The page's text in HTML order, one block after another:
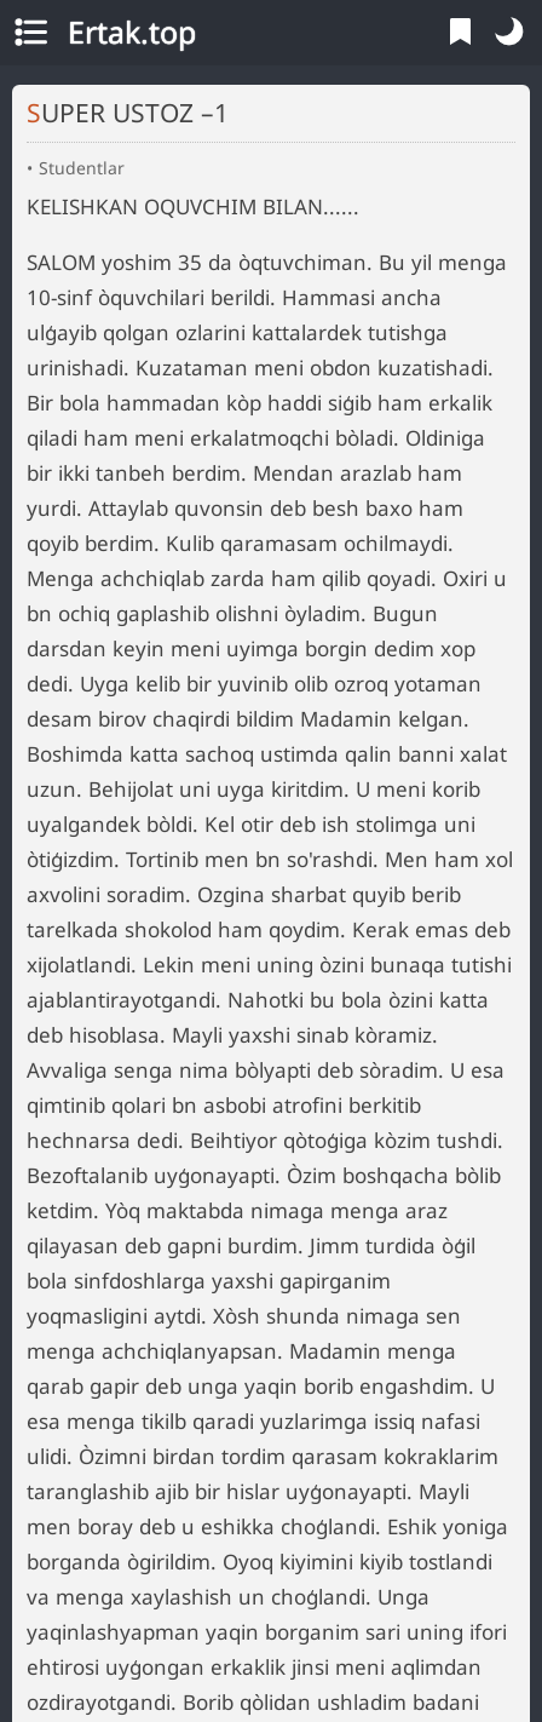
Ertak.top
SUPER USTOZ –1
Studentlar
KELISHKAN OQUVCHIM BILAN......
SALOM yoshim 35 da òqtuvchiman. Bu yil menga
10-sinf òquvchilari berildi. Hammasi ancha
ulģayib qolgan ozlarini kattalardek tutishga
urinishadi. Kuzataman meni obdon kuzatishadi.
Bir bola hammadan kòp haddi siģib ham erkalik
qiladi ham meni erkalatmoqchi bòladi. Oldiniga
bir ikki tanbeh berdim. Mendan arazlab ham
yurdi. Attaylab quvonsin deb besh baxo ham
qoyib berdim. Kulib qaramasam ochilmaydi.
Menga achchiqlab zarda ham qilib qoyadi. Oxiri u
bn ochiq gaplashib olishni òyladim. Bugun
darsdan keyin meni uyimga borgin dedim xop
dedi. Uyga kelib bir yuvinib olib ozroq yotaman
desam birov chaqirdi bildim Madamin kelgan.
Boshimda katta sachoq ustimda qalin banni xalat
uzun. Behijolat uni uyga kiritdim. U meni korib
uyalgandek bòldi. Kel otir deb ish stolimga uni
òtiģizdim. Tortinib men bn so'rashdi. Men ham xol
axvolini soradim. Ozgina sharbat quyib berib
tarelkada shokolod ham qoydim. Kerak emas deb
xijolatlandi. Lekin meni uning òzini bunaqa tutishi
ajablantirayotgandi. Nahotki bu bola òzini katta
deb hisoblasa. Mayli yaxshi sinab kòramiz.
Avvaliga senga nima bòlyapti deb sòradim. U esa
qimtinib qolari bn asbobi atrofini berkitib
hechnarsa dedi. Beihtiyor qòtoģiga kòzim tushdi.
Bezoftalanib uyģonayapti. Òzim boshqacha bòlib
ketdim. Yòq maktabda nimaga menga araz
qilayasan deb gapni burdim. Jimm turdida òģil
bola sinfdoshlarga yaxshi gapirganim
yoqmasligini aytdi. Xòsh shunda nimaga sen
menga achchiqlanyapsan. Madamin menga
qarab gapir deb unga yaqin borib engashdim. U
esa menga tikilb qaradi yuzlarimga issiq nafasi
ulidi. Òzimni birdan tordim qarasam kokraklarim
taranglashib ajib bir hislar uyģonayapti. Mayli
men boray deb u eshikka choģlandi. Eshik yoniga
borganda ògirildim. Oyoq kiyimini kiyib tostlandi
va menga xaylashish un choģlandi. Unga
yaqinlashyapman yaqin borganim sari uning ifori
ehtirosi uyģongan erkaklik jinsi meni aqlimdan
ozdirayotgandi. Borib qòlidan ushladim badani